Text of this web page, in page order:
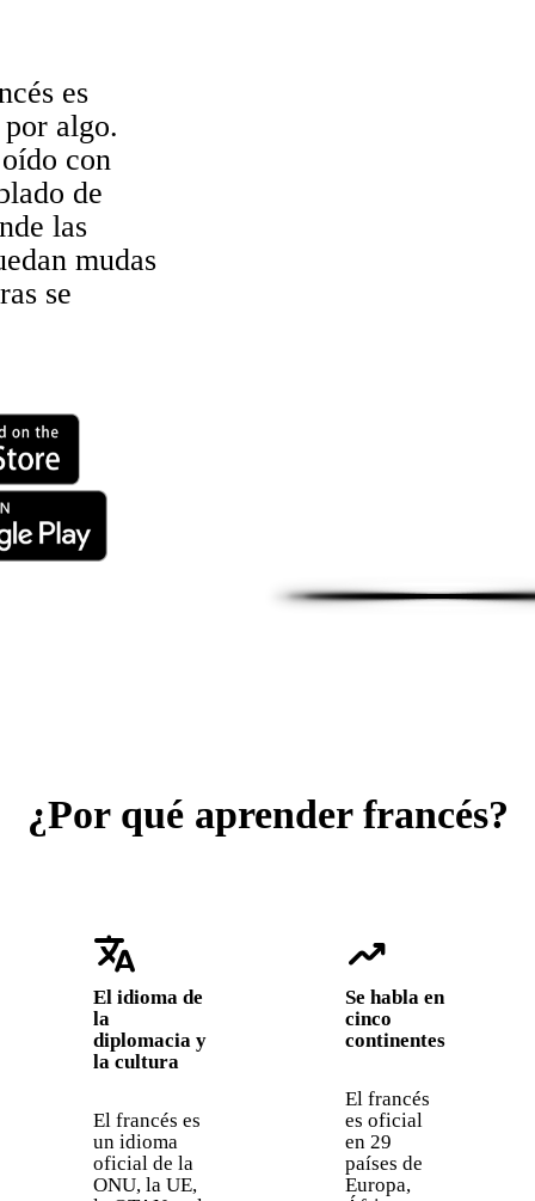
es
algo.
con
de
las
mudas
se
¿Por qué aprender francés?
translate
El idioma de
la
diplomacia y
la cultura
El francés es
un idioma
oficial de la
ONU, la UE,
trending_up
Se habla en
cinco
continentes
El francés
es oficial
en 29
países de
Europa,